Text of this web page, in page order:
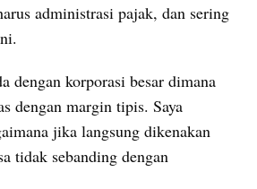
administrasi pajak, dan sering
dengan korporasi besar dimana
dengan margin tipis. Saya
jika langsung dikenakan
tidak sebanding dengan